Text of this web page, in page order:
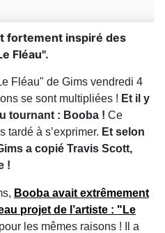
fortement inspiré des
Fléau".
Fléau" de Gims vendredi 4
se sont multipliées ! Et il y
tournant : Booba ! Ce
tardé à s’exprimer. Et selon
a copié Travis Scott,
!
Booba avait extrêmement
projet de l’artiste : "Le
les mêmes raisons ! Il a